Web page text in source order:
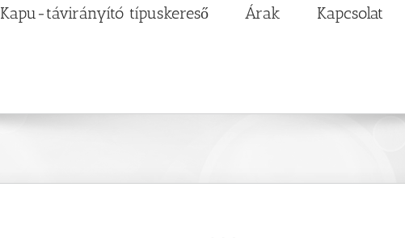
Kapu-távirányító típuskereső Árak Kapcsolat